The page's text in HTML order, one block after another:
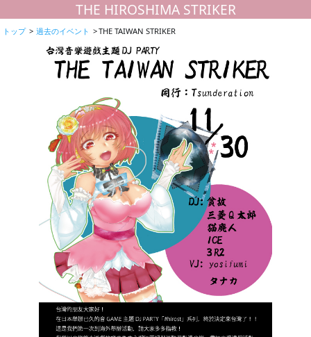
THE HIROSHIMA STRIKER
トップ 過去のイベント THE TAIWAN STRIKER